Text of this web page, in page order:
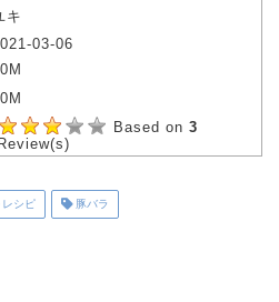
キ
03-06
Based on 3
レシピ 豚バラ